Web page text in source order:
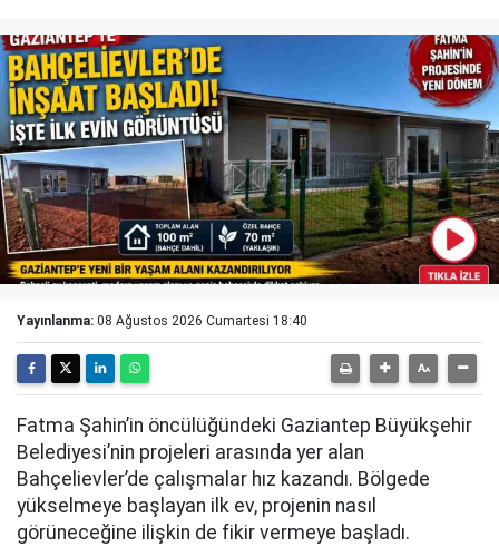
Yayınlanma: 08 Ağustos 2026 Cumartesi 18:40
Fatma Şahin’in öncülüğündeki Gaziantep Büyükşehir
Belediyesi’nin projeleri arasında yer alan
Bahçelievler’de çalışmalar hız kazandı. Bölgede
yükselmeye başlayan ilk ev, projenin nasıl
görüneceğine ilişkin de fikir vermeye başladı.